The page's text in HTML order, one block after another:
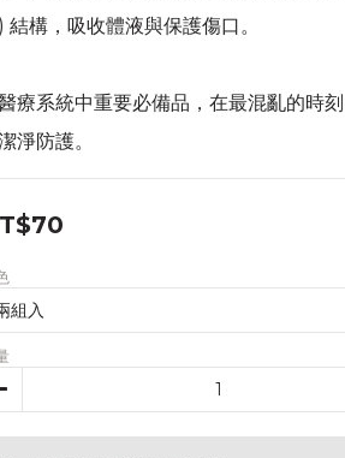
結構，吸收體液與保護傷口。
療系統中重要必備品，在最混亂的時
淨防護。